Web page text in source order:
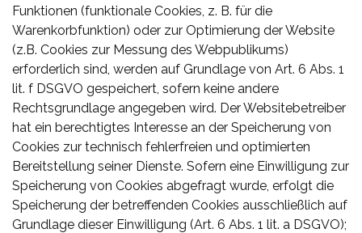
Funktionen (funktionale Cookies, z. B. für die
Warenkorbfunktion) oder zur Optimierung der Website
(z.B. Cookies zur Messung des Webpublikums)
erforderlich sind, werden auf Grundlage von Art. 6 Abs. 1
lit. f DSGVO gespeichert, sofern keine andere
Rechtsgrundlage angegeben wird. Der Websitebetreiber
hat ein berechtigtes Interesse an der Speicherung von
Cookies zur technisch fehlerfreien und optimierten
Bereitstellung seiner Dienste. Sofern eine Einwilligung zur
Speicherung von Cookies abgefragt wurde, erfolgt die
Speicherung der betreffenden Cookies ausschließlich auf
Grundlage dieser Einwilligung (Art. 6 Abs. 1 lit. a DSGVO);